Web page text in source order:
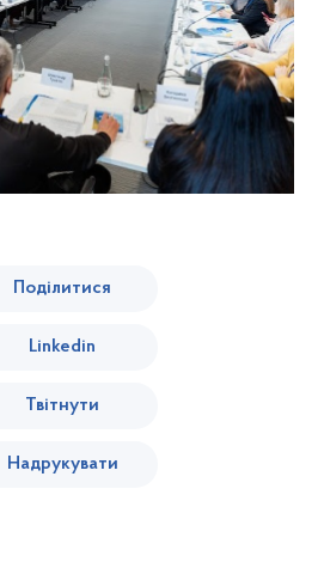
Поділитися
Linkedin
Твітнути
Надрукувати